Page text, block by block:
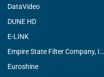
DataVideo
DUNE HD
E-LINK
Empire State Filter Company, INC.
Euroshine